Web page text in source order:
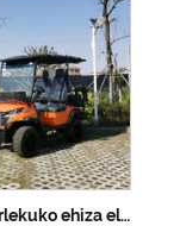
2 + 2 eserlekuko ehiza elektrikoko ibilgailua litio bateria batekin